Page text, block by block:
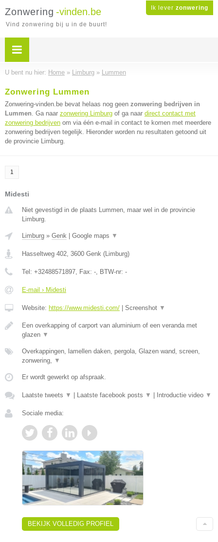
Ik lever zonwering
Zonwering -vinden.be
Vind zonwering bij u in de buurt!
U bent nu hier: Home » Limburg » Lummen
Zonwering Lummen
Zonwering-vinden.be bevat helaas nog geen zonwering bedrijven in
Lummen. Ga naar zonwering Limburg of ga naar direct contact met
zonwering bedrijven om via één e-mail in contact te komen met meerdere
zonwering bedrijven tegelijk. Hieronder worden nu resultaten getoond uit
de provincie Limburg.
1
Midesti
Niet gevestigd in de plaats Lummen, maar wel in de provincie
Limburg.
Limburg » Genk Google maps ▼
Hasseltweg 402, 3600 Genk (Limburg)
Tel: +32488571897, Fax: -, BTW-nr: -
E-mail › Midesti
Website: https://www.midesti.com/ Screenshot ▼
Een overkapping of carport van aluminium of een veranda met
glazen ▼
Overkappingen, lamellen daken, pergola, Glazen wand, screen,
zonwering, ▼
Er wordt gewerkt op afspraak.
Laatste tweets ▼ Laatste facebook posts ▼ Introductie video ▼
Sociale media:
BEKIJK VOLLEDIG PROFIEL